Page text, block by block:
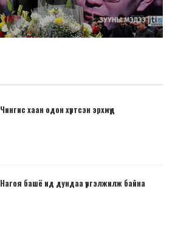
Чингис хаан одон хүртсэн эрхмүүд
Нагоя башё ид дундаа үргэлжилж байна